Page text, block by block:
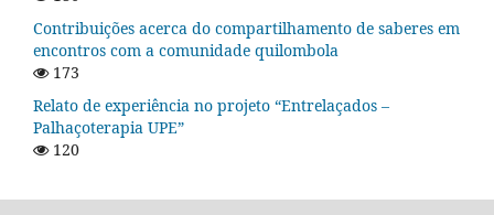
Contribuições acerca do compartilhamento de saberes em
encontros com a comunidade quilombola
173
Relato de experiência no projeto “Entrelaçados –
Palhaçoterapia UPE”
120